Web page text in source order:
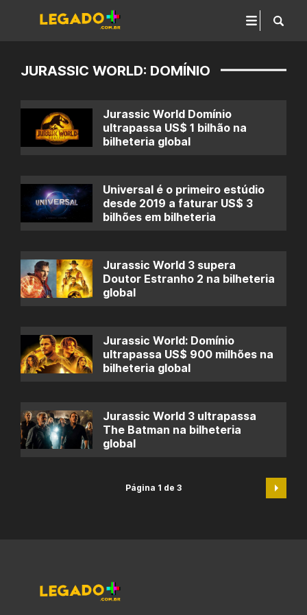
JURASSIC WORLD: DOMÍNIO
Jurassic World Domínio
ultrapassa US$ 1 bilhão na
bilheteria global
Universal é o primeiro estúdio
desde 2019 a faturar US$ 3
bilhões em bilheteria
Jurassic World 3 supera
Doutor Estranho 2 na bilheteria
global
Jurassic World: Domínio
ultrapassa US$ 900 milhões na
bilheteria global
Jurassic World 3 ultrapassa
The Batman na bilheteria
global
Página 1 de 3